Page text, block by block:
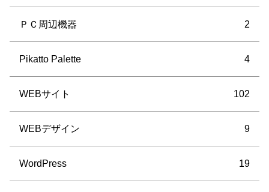
ＰＣ周辺機器 2
Pikatto Palette 4
WEBサイト 102
WEBデザイン 9
WordPress 19